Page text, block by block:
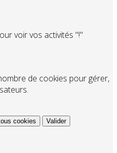
voir vos activités "!"
de cookies pour gérer,
cookies Valider